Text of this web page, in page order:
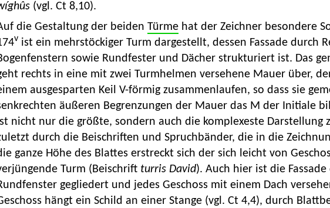
(vgl. Ct 8,10).
die Gestaltung der beiden Türmehat der Zeichner besondere
v ist ein mehrstöckiger Turm dargestellt, dessen Fassade durch
sowie Rundfester und Dächer strukturiert ist. Das
rechts in eine mit zwei Turmhelmen versehene Mauer über,
ausgesparten Keil V-förmig zusammenlaufen, so dass sie
äußeren Begrenzungen der Mauer das M der Initiale
nicht nur die größte, sondern auch die komplexeste Darstellung
durch die Beischriften und Spruchbänder, die in die
ganze Höhe des Blattes erstreckt sich der sich leicht von
Turm (Beischrift turris David). Auch hier ist die
gegliedert und jedes Geschoss mit einem Dach
hängt ein Schild an einer Stange (vgl. Ct 4,4), durch